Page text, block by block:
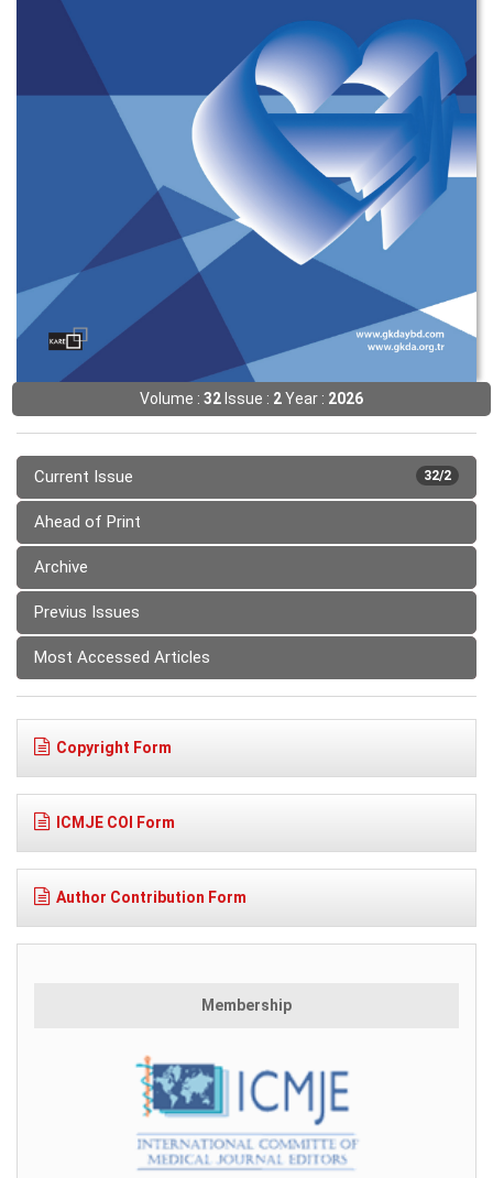
Volume : 32Issue : 2Year : 2026
32/2
Current Issue
Ahead of Print
Archive
Previus Issues
Most Accessed Articles
Copyright Form
ICMJE COI Form
Author Contribution Form
Membership